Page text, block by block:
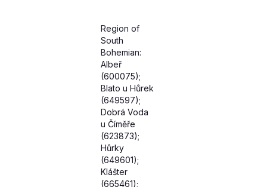
Region of
South
Bohemian:
Albeř
(600075);
Blato u Hůrek
(649597);
Dobrá Voda
u Číměře
(623873);
Hůrky
(649601);
Klášter
(665461);